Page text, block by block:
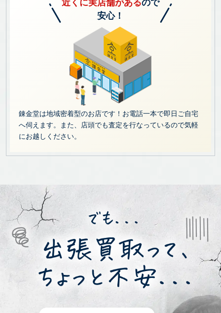
近くに実店舗があるので
安心！
錬金堂は地域密着型のお店です！お電話一本で即日ご自宅
へ伺えます。また、店頭でも査定を行なっているので気軽
にお越しください。